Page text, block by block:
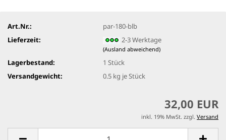
Art.Nr.:
par-180-blb
Lieferzeit:
2-3 Werktage
(Ausland abweichend)
Lagerbestand: 1 Stück
Versandgewicht:
0.5 kg je Stück
32,00 EUR
inkl. 19% MwSt. zzgl. Versand